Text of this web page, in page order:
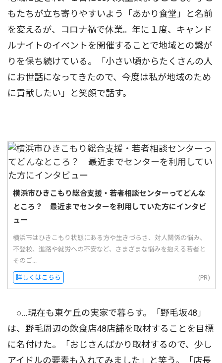
もたちが立ち寄りやすいよう「あかり食堂」と名前
を変えるが、コロナ禍で休業。年に１度、キャンド
ルナイトのイベントを開催することで地域との繋が
りを保ち続けている。「小さい頃からたくさんの人
にお世話になってきたので、今度は私が地域のため
に貢献したい」と笑顔で話す。
横浜市ひきこもり総合支援・若者相談センターってどんな
ところ？ 最近までセンターを利用していた方にインタビ
ュー
横浜市はひきこもり状態にある方や生きづらさ、対人関係の悩み、
不登校、進路や就労への不安など、さまざまな悩みを抱える若者と
そのご...
詳しくはこちら (PR)
○…現在も東ケ丘の実家で暮らす。「野毛坂48」
は、野毛周辺の飲食店48店舗を取材することを目標
に名付けた。「おじさんばかり取材するので、少し
アイドルの要素も入れてみました」と笑う。「店長